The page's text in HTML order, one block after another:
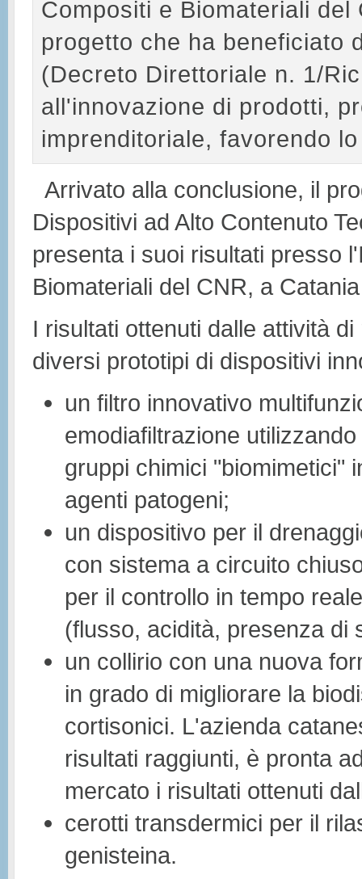
Compositi e Biomateriali
progetto che ha beneficiato
(Decreto Direttoriale n. 1/
all'innovazione di prodotti,
imprenditoriale, favorendo
Arrivato alla conclusione, il
Dispositivi ad Alto Contenuto
presenta i suoi risultati presso
Biomateriali del CNR, a
I risultati ottenuti dalle attività
diversi prototipi di dispositivi
un filtro innovativo
emodiafiltrazione
gruppi chimici "biomimetici"
agenti patogeni;
un dispositivo per il
con sistema a circuito
per il controllo in tempo
(flusso, acidità, presenza di
un collirio con una nuova
in grado di migliorare la
cortisonici. L'azienda
risultati raggiunti, è pronta
mercato i risultati ottenuti
cerotti transdermici per il
genisteina.